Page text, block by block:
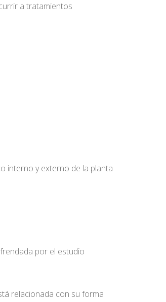
a tratamientos
interno y externo de la planta
por el estudio
relacionada con su forma